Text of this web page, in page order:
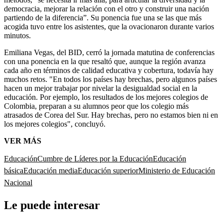
democracia, mejorar la relación con el otro y construir una nación
partiendo de la diferencia”. Su ponencia fue una se las que más
acogida tuvo entre los asistentes, que la ovacionaron durante varios
minutos.
Emiliana Vegas, del BID, cerró la jornada matutina de conferencias
con una ponencia en la que resaltó que, aunque la región avanza
cada año en términos de calidad educativa y cobertura, todavía hay
muchos retos. "En todos los países hay brechas, pero algunos países
hacen un mejor trabajar por nivelar la desigualdad social en la
educación. Por ejemplo, los resultados de los mejores colegios de
Colombia, preparan a su alumnos peor que los colegio más
atrasados de Corea del Sur. Hay brechas, pero no estamos bien ni en
los mejores colegios", concluyó.
VER MÁS
EducaciónCumbre de Líderes por la EducaciónEducación
básicaEducación mediaEducación superiorMinisterio de Educación
Nacional
Le puede interesar